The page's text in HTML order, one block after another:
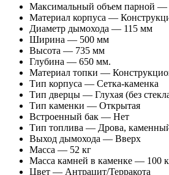
Максимальный объем парной —
Материал корпуса —
Диаметр дымохода — 115 мм
Ширина — 500 мм
Высота — 735 мм
Глубина — 650 мм.
Материал топки —
Тип корпуса — Сетка-каменка
Тип дверцы — Глухая (без
Тип каменки — Открытая
Встроенный бак — Нет
Тип топлива — Дрова,
Выход дымохода — Вверх
Масса — 52 кг
Масса камней в каменке — 100
Цвет — Антрацит/Терракота